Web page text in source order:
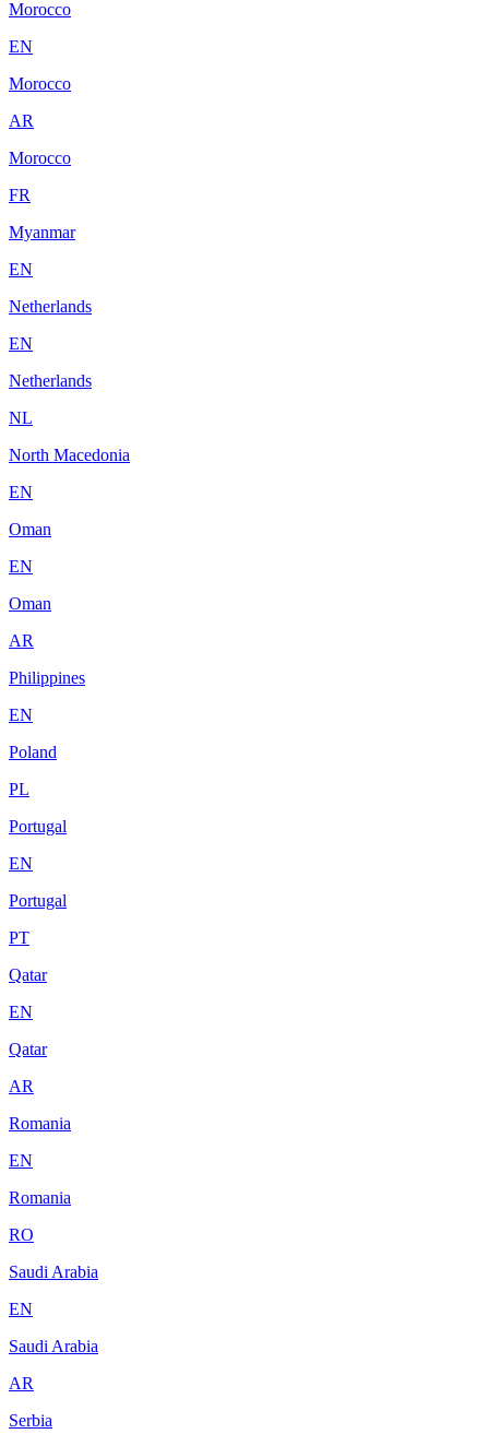
Morocco
EN
Morocco
AR
Morocco
FR
Myanmar
EN
Netherlands
EN
Netherlands
NL
North Macedonia
EN
Oman
EN
Oman
AR
Philippines
EN
Poland
PL
Portugal
EN
Portugal
PT
Qatar
EN
Qatar
AR
Romania
EN
Romania
RO
Saudi Arabia
EN
Saudi Arabia
AR
Serbia